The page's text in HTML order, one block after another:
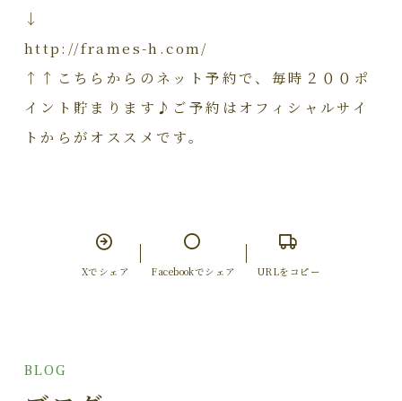
↓
http://frames-h.com/
↑↑こちらからのネット予約で、毎時２００ポ
イント貯まります♪ご予約はオフィシャルサイ
トからがオススメです。
Xでシェア Facebookでシェア URLをコピー
BLOG